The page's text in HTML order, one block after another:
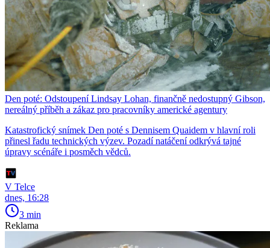
Den poté: Odstoupení Lindsay Lohan, finančně nedostupný Gibson,
nereálný příběh a zákaz pro pracovníky americké agentury
Katastrofický snímek Den poté s Dennisem Quaidem v hlavní roli
přinesl řadu technických výzev. Pozadí natáčení odkrývá tajné
úpravy scénáře i posměch vědců.
V Telce
dnes, 16:28
3 min
Reklama